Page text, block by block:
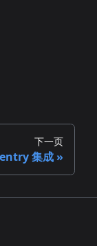
下一页
集成